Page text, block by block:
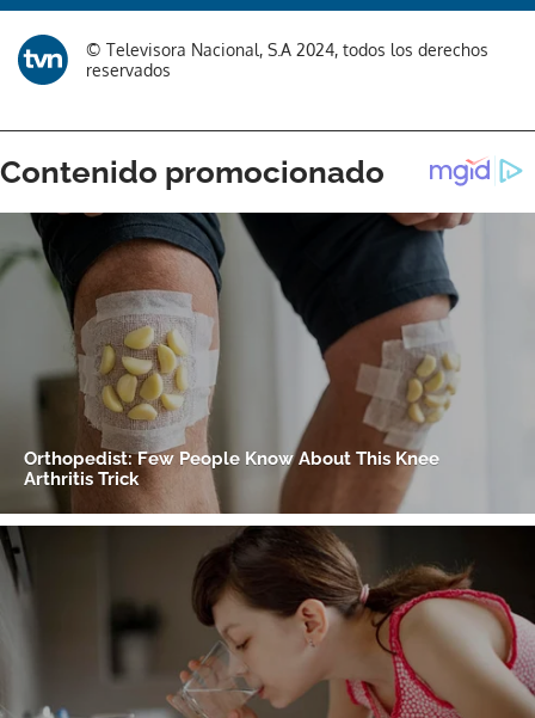
© Televisora Nacional, S.A 2024, todos los derechos
reservados